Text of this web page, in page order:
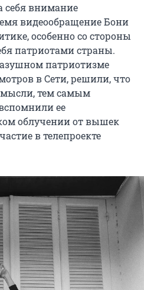
себя внимание
видеообращение Бони
особенно со стороны
патриотами страны.
патриотизме
в Сети, решили, что
мысли, тем самым
ее
облучении от вышек
в телепроекте